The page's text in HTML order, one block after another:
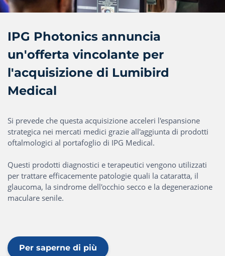
IPG Photonics annuncia
un'offerta vincolante per
l'acquisizione di Lumibird
Medical
Si prevede che questa acquisizione acceleri l'espansione
strategica nei mercati medici grazie all'aggiunta di prodotti
oftalmologici al portafoglio di IPG Medical.
Questi prodotti diagnostici e terapeutici vengono utilizzati
per trattare efficacemente patologie quali la cataratta, il
glaucoma, la sindrome dell'occhio secco e la degenerazione
maculare senile.
Per saperne di più